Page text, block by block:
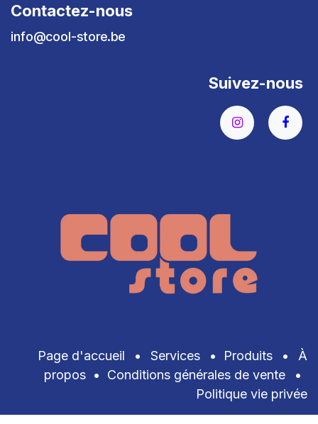
Contactez-nous
info@cool-store.be
Suivez-nous
Page d'accueil • Services • Produits •
À
propos • Conditions générales de vente
•
Politique vie privée